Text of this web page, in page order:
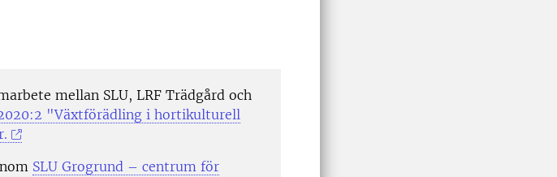
mellan SLU, LRF Trädgård och
"Växtförädling i hortikulturell
SLU Grogrund – centrum för